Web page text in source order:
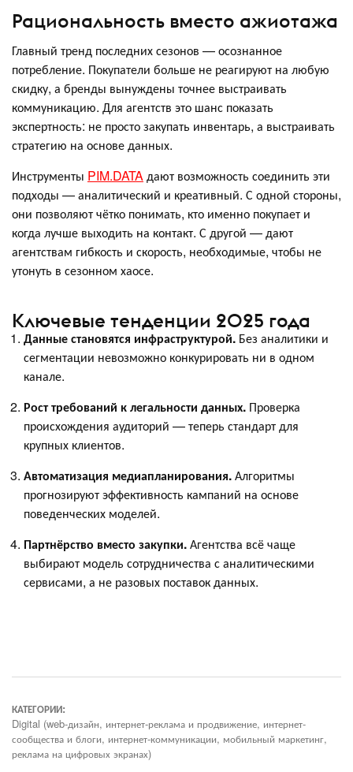
Рациональность вместо ажиотажа
Главный тренд последних сезонов — осознанное
потребление. Покупатели больше не реагируют на любую
скидку, а бренды вынуждены точнее выстраивать
коммуникацию. Для агентств это шанс показать
экспертность: не просто закупать инвентарь, а выстраивать
стратегию на основе данных.
Инструменты PIM.DATA дают возможность соединить эти
подходы — аналитический и креативный. С одной стороны,
они позволяют чётко понимать, кто именно покупает и
когда лучше выходить на контакт. С другой — дают
агентствам гибкость и скорость, необходимые, чтобы не
утонуть в сезонном хаосе.
Ключевые тенденции 2025 года
Данные становятся инфраструктурой. Без аналитики и
сегментации невозможно конкурировать ни в одном
канале.
Рост требований к легальности данных. Проверка
происхождения аудиторий — теперь стандарт для
крупных клиентов.
Автоматизация медиапланирования.Алгоритмы
прогнозируют эффективность кампаний на основе
поведенческих моделей.
Партнёрство вместо закупки.Агентства всё чаще
выбирают модель сотрудничества с аналитическими
сервисами, а не разовых поставок данных.
КАТЕГОРИИ:
Digital (web-дизайн, интернет-реклама и продвижение, интернет-
сообщества и блоги, интернет-коммуникации, мобильный маркетинг,
реклама на цифровых экранах)